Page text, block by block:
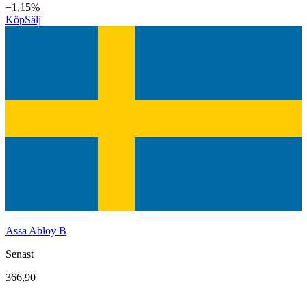
−1,15%
KöpSälj
Assa Abloy B
Senast
366,90